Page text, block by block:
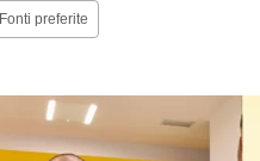
Fonti preferite